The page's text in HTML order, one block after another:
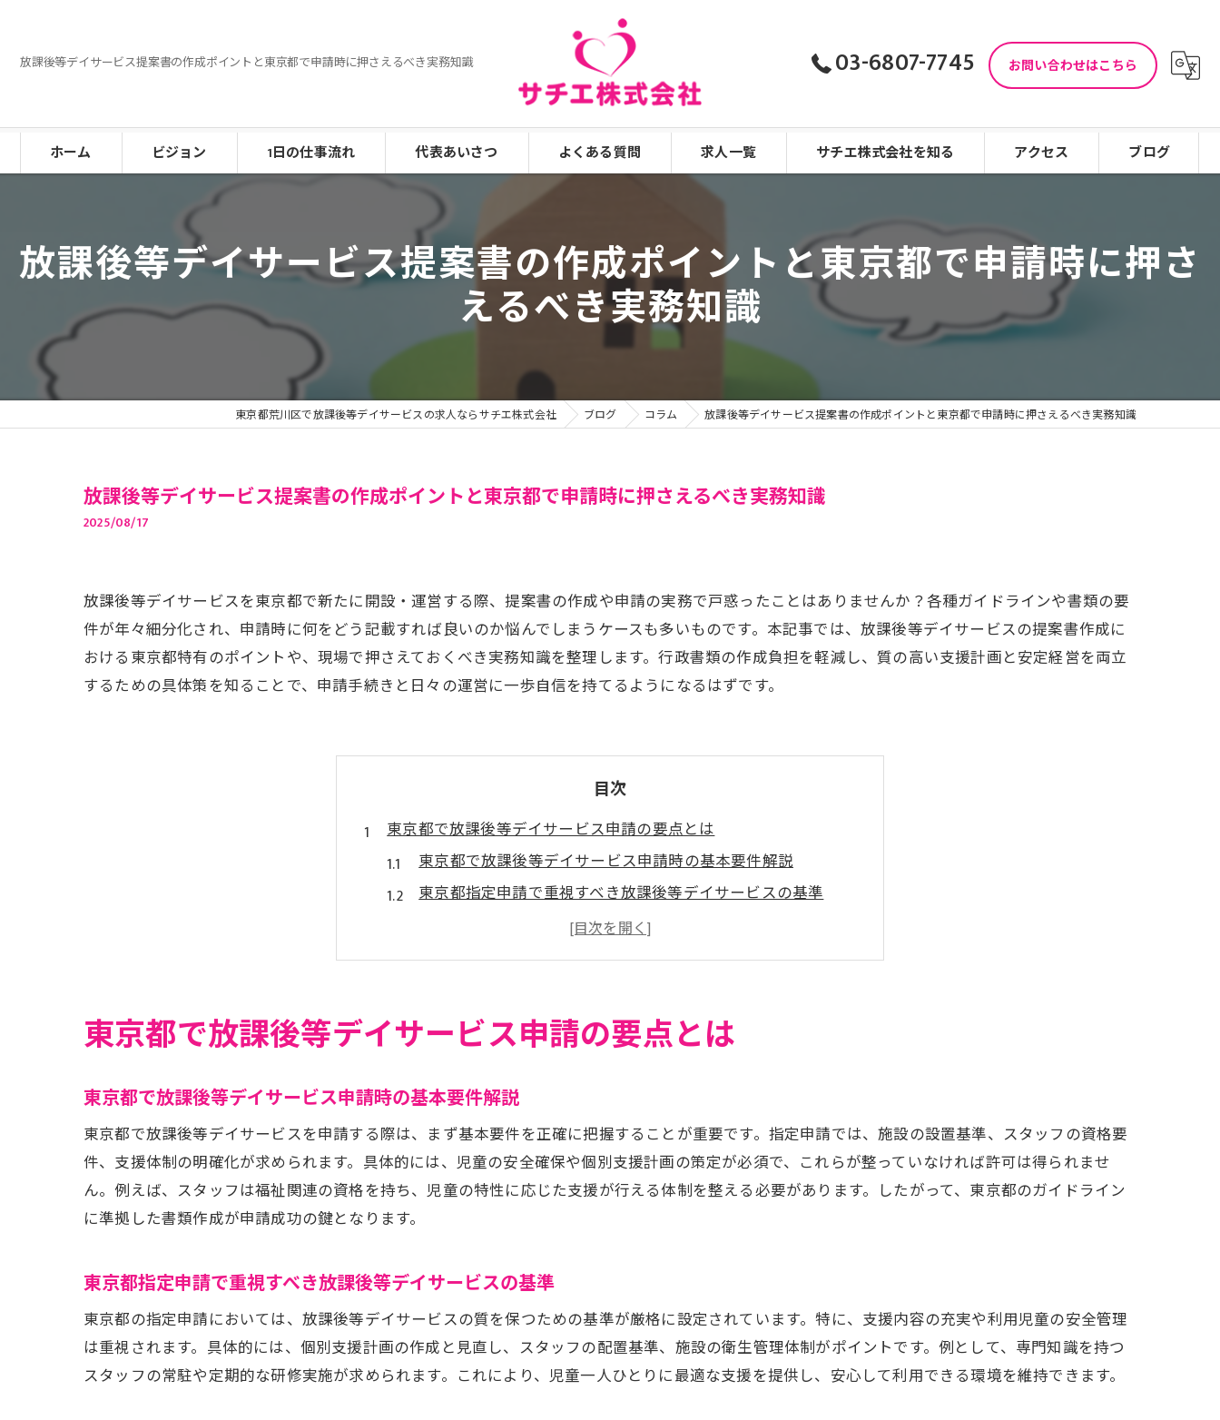
放課後等デイサービス提案書の作成ポイントと東京都で申請時に押さえるべき実務知識 03-6807-7745 お問い合わせはこちら
ホーム ビジョン 1日の仕事流れ 代表あいさつ よくある質問 求人一覧 サチエ株式会社を知る
児童発達支援
未経験
アクセス ブログ
放課後等デイサービス提案書の作成ポイントと東京都で申請時に押さ
えるべき実務知識
東京都荒川区で放課後等デイサービスの求人ならサチエ株式会社 ブログ コラム 放課後等デイサービス提案書の作成ポイントと東京都で申請時に押さえるべき実務知識
放課後等デイサービス提案書の作成ポイントと東京都で申請時に押さえるべき実務知識
2025/08/17
放課後等デイサービスを東京都で新たに開設・運営する際、提案書の作成や申請の実務で戸惑ったことはありませんか？各種ガイドラインや書類の要
件が年々細分化され、申請時に何をどう記載すれば良いのか悩んでしまうケースも多いものです。本記事では、放課後等デイサービスの提案書作成に
おける東京都特有のポイントや、現場で押さえておくべき実務知識を整理します。行政書類の作成負担を軽減し、質の高い支援計画と安定経営を両立
するための具体策を知ることで、申請手続きと日々の運営に一歩自信を持てるようになるはずです。
目次
東京都で放課後等デイサービス申請の要点とは
東京都で放課後等デイサービス申請時の基本要件解説
東京都指定申請で重視すべき放課後等デイサービスの基準
障害児支援に特化した放課後等デイサービス申請の流れ
東京都放課後等デイサービス一覧から見る申請の特徴
東京都で放課後等デイサービス事業を始める際の注意点
提案書作成時に知っておきたい東京都の実務知識
放課後等デイサービス提案書作成で押さえるべき東京都の要点
実務担当者向け放課後等デイサービス提案書の記載例
東京都放課後等デイサービス提案時の注意すべき法令知識
放課後等デイサービス指定申請で押さえるべき流れ
放課後等デイサービス指定申請の基本フローを解説
東京都放課後等デイサービス指定申請書類準備のポイント
指定申請時に確認すべき放課後等デイサービスの手順
東京都で放課後等デイサービス申請の要点とは
東京都で放課後等デイサービス申請時の基本要件解説
東京都で放課後等デイサービスを申請する際は、まず基本要件を正確に把握することが重要です。指定申請では、施設の設置基準、スタッフの資格要
件、支援体制の明確化が求められます。具体的には、児童の安全確保や個別支援計画の策定が必須で、これらが整っていなければ許可は得られませ
ん。例えば、スタッフは福祉関連の資格を持ち、児童の特性に応じた支援が行える体制を整える必要があります。したがって、東京都のガイドライン
に準拠した書類作成が申請成功の鍵となります。
東京都指定申請で重視すべき放課後等デイサービスの基準
東京都の指定申請においては、放課後等デイサービスの質を保つための基準が厳格に設定されています。特に、支援内容の充実や利用児童の安全管理
は重視されます。具体的には、個別支援計画の作成と見直し、スタッフの配置基準、施設の衛生管理体制がポイントです。例として、専門知識を持つ
スタッフの常駐や定期的な研修実施が求められます。これにより、児童一人ひとりに最適な支援を提供し、安心して利用できる環境を維持できます。